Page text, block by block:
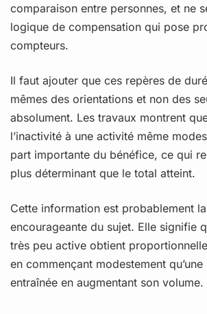
comparaison entre personnes, et ne
logique de compensation qui pose
compteurs.
Il faut ajouter que ces repères de
mêmes des orientations et non des
absolument. Les travaux montrent
l’inactivité à une activité même
part importante du bénéfice, ce qui
plus déterminant que le total atteint.
Cette information est probablement
encourageante du sujet. Elle signifie
très peu active obtient
en commençant modestement
entraînée en augmentant son volume.